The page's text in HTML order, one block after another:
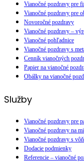
Vianočné pozdravy pre
Vianočné pozdravy pre
Novoročné pozdravy
Vianočné pozdravy –
Vianočné pohľadnice
Vianočné pozdravy s
Cenník vianočných
Papier na vianočné
Obálky na vianočné
Služby
Vianočné pozdravy pre
Vianočné pozdravy na
Vianočné pozdravy s
Dodacie podmienky
Referencie – vianočné